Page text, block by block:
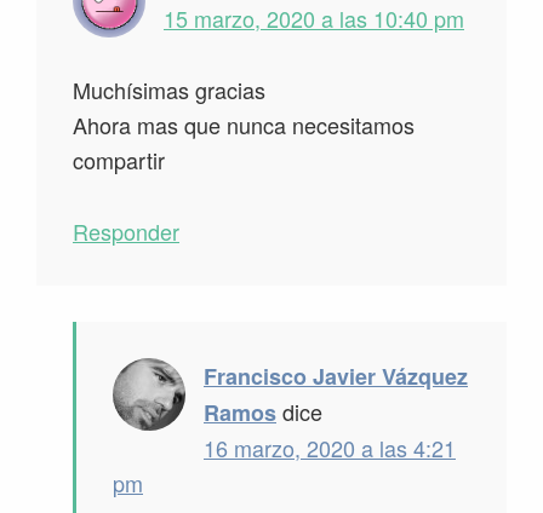
15 marzo, 2020 a las 10:40 pm
Muchísimas gracias
Ahora mas que nunca necesitamos
compartir
Responder
Francisco Javier Vázquez
Ramosdice
16 marzo, 2020 a las 4:21
pm